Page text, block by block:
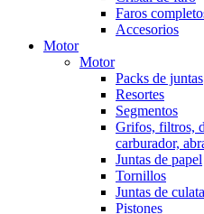
Faros
Accesorios
Motor
Motor
Packs de juntas
Resortes
Segmentos
Grifos, filtros,
carburador,
Juntas de papel
Tornillos
Juntas de culata
Pistones